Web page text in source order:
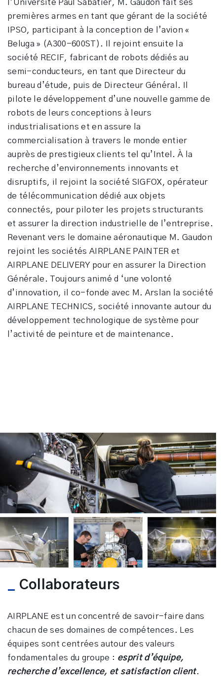
l’Université Paul Sabatier, M. Gaudon fait ses
premières armes en tant que gérant de la société
IPSO, participant à la conception de l’avion «
Beluga » (A300-600ST). Il rejoint ensuite la
société RECIF, fabricant de robots dédiés au
semi-conducteurs, en tant que Directeur du
bureau d’étude, puis de Directeur Général. Il
pilote le développement d’une nouvelle gamme de
robots de leurs conceptions à leurs
industrialisations et en assure la
commercialisation à travers le monde entier
auprès de prestigieux clients tel qu’Intel. À la
recherche d’environnements innovants et
disruptifs, il rejoint la société SIGFOX, opérateur
de télécommunication dédié aux objets
connectés, pour piloter les projets structurants
et assurer la direction industrielle de l’entreprise.
Revenant vers le domaine aéronautique M. Gaudon
rejoint les sociétés AIRPLANE PAINTER et
AIRPLANE DELIVERY pour en assurer la Direction
Générale. Toujours animé d ‘une volonté
d’innovation, il co-fonde avec M. Arslan la société
AIRPLANE TECHNICS, société innovante autour du
développement technologique de système pour
l’activité de peinture et de maintenance.
Collaborateurs
AIRPLANE est un concentré de savoir-faire dans
chacun de ses domaines de compétences. Les
équipes sont centrées autour des valeurs
fondamentales du groupe : esprit d’équipe,
recherche d’excellence, et satisfaction client.